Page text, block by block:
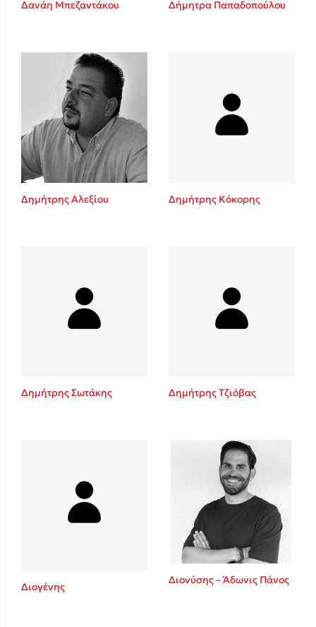
Sebastian Fitzek
Playlist
Ιωάννης Γλωσσόπουλος
Ένας γίγαντας στο σχολείο
Δανάη Μπεζαντάκου Δήμητρα Παπαδοπούλου
Δημήτρης Αλεξίου Δημήτρης Κόκορης
Δημήτρης Σωτάκης Δημήτρης Τζιόβας
Διογένης
Διονύσης – Άδωνις Πάνος